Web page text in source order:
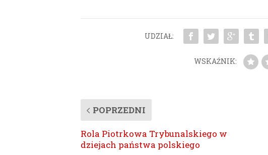
UDZIAŁ:
WSKAŹNIK:
POPRZEDNI
Rola Piotrkowa Trybunalskiego w
dziejach państwa polskiego